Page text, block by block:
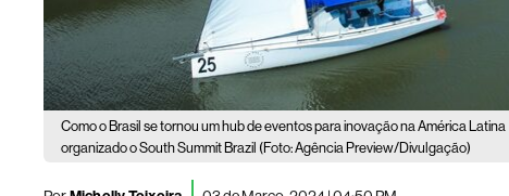
Como o Brasil se tornou um hub de eventos para inovação na América Latina
organizado o South Summit Brazil (Foto: Agência Preview/Divulgação)